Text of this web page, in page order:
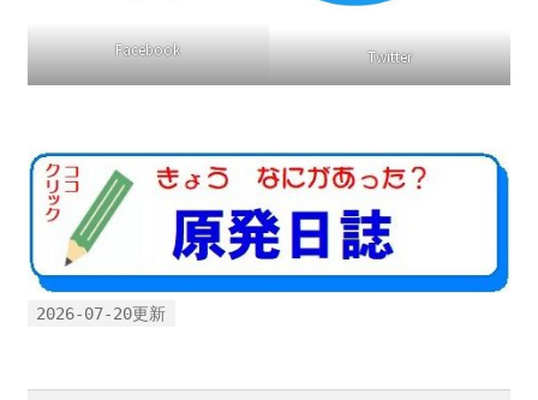
2026.5.6 テレビと原発報道の60年
他サイト
問合せ・メルマガ
Facebook Twitter
2026-07-20更新